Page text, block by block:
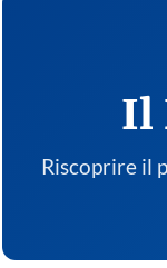
Il
Riscoprire il